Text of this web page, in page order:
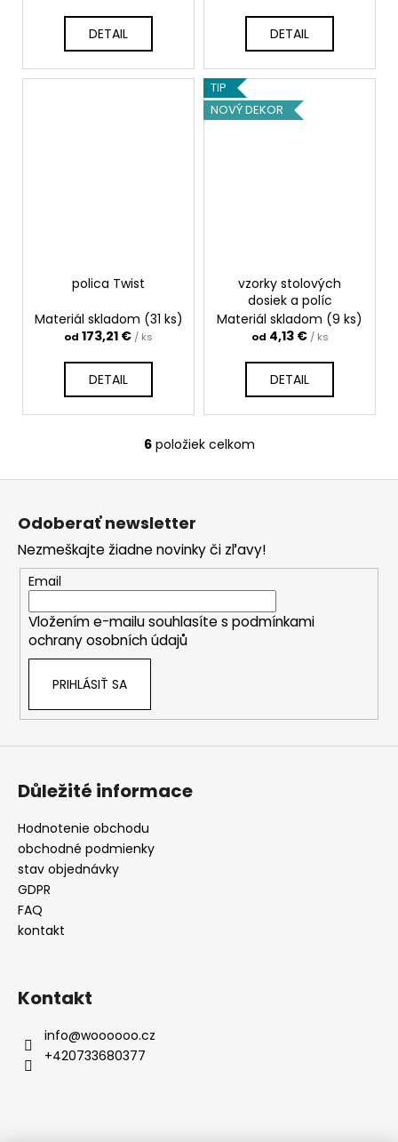
DETAIL DETAIL
polica Twist
Materiál skladom (31 ks)
od 173,21 € / ks
DETAIL
TIP
NOVÝ DEKOR
vzorky stolových
dosiek a políc
Materiál skladom (9 ks)
od 4,13 € / ks
DETAIL
O
v
a
c
i
e
p
v
ý
6položiek celkom
Z
Odoberať newsletter
Nezmeškajte žiadne novinky či zľavy!
Email
Vložením e-mailu souhlasíte s podmínkami
ochrany osobních údajů
PRIHLÁSIŤ SA
Důležité informace
Hodnotenie obchodu
obchodné podmienky
stav objednávky
GDPR
FAQ
kontakt
Kontakt
info@woooooo.cz
+420733680377